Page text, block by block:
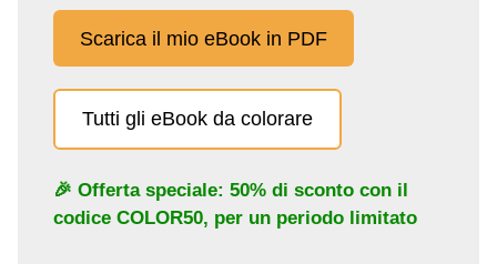
Scarica il mio eBook in PDF
Tutti gli eBook da colorare
🎉 Offerta speciale: 50% di sconto con il
codice COLOR50, per un periodo limitato